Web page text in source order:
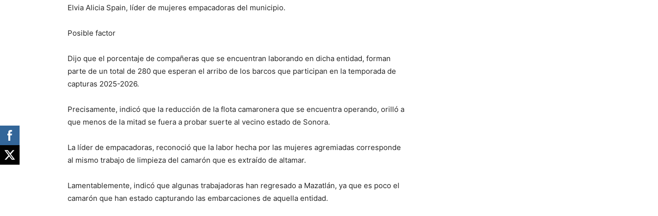
Elvia Alicia Spain, líder de mujeres empacadoras del municipio.
Posible factor
Dijo que el porcentaje de compañeras que se encuentran laborando en dicha entidad, forman
parte de un total de 280 que esperan el arribo de los barcos que participan en la temporada de
capturas 2025-2026.
Precisamente, indicó que la reducción de la flota camaronera que se encuentra operando, orilló a
que menos de la mitad se fuera a probar suerte al vecino estado de Sonora.
La líder de empacadoras, reconoció que la labor hecha por las mujeres agremiadas corresponde
al mismo trabajo de limpieza del camarón que es extraído de altamar.
Lamentablemente, indicó que algunas trabajadoras han regresado a Mazatlán, ya que es poco el
camarón que han estado capturando las embarcaciones de aquella entidad.